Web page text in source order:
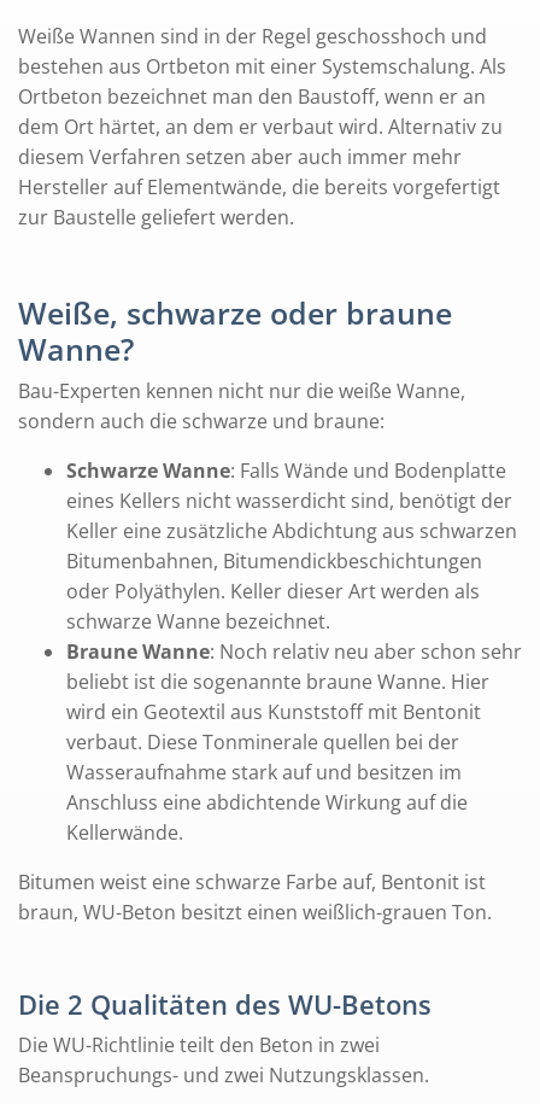
Weiße Wannen sind in der Regel geschosshoch und
bestehen aus Ortbeton mit einer Systemschalung. Als
Ortbeton bezeichnet man den Baustoff, wenn er an
dem Ort härtet, an dem er verbaut wird. Alternativ zu
diesem Verfahren setzen aber auch immer mehr
Hersteller auf Elementwände, die bereits vorgefertigt
zur Baustelle geliefert werden.
Weiße, schwarze oder braune
Wanne?
Bau-Experten kennen nicht nur die weiße Wanne,
sondern auch die schwarze und braune:
Schwarze Wanne: Falls Wände und Bodenplatte
eines Kellers nicht wasserdicht sind, benötigt der
Keller eine zusätzliche Abdichtung aus schwarzen
Bitumenbahnen, Bitumendickbeschichtungen
oder Polyäthylen. Keller dieser Art werden als
schwarze Wanne bezeichnet.
Braune Wanne: Noch relativ neu aber schon sehr
beliebt ist die sogenannte braune Wanne. Hier
wird ein Geotextil aus Kunststoff mit Bentonit
verbaut. Diese Tonminerale quellen bei der
Wasseraufnahme stark auf und besitzen im
Anschluss eine abdichtende Wirkung auf die
Kellerwände.
Bitumen weist eine schwarze Farbe auf, Bentonit ist
braun, WU-Beton besitzt einen weißlich-grauen Ton.
Die 2 Qualitäten des WU-Betons
Die WU-Richtlinie teilt den Beton in zwei
Beanspruchungs- und zwei Nutzungsklassen.